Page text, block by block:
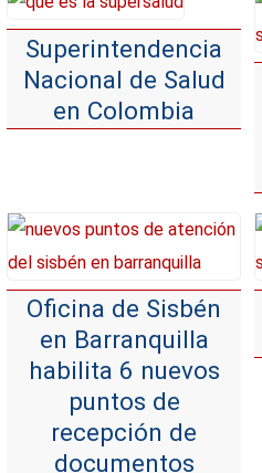
Superintendencia
Nacional de Salud
en Colombia
Oficina de Sisbén
en Barranquilla
habilita 6 nuevos
puntos de
recepción de
documentos